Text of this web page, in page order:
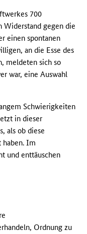
700
Widerstand gegen die
einen spontanen
an die Esse des
meldeten sich so
war, eine Auswahl
Schwierigkeiten
in dieser
als ob diese
haben. Im
und enttäuschen
Ordnung zu